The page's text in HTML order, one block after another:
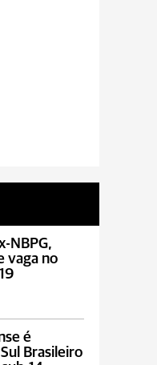
NBPG,
vaga no
é
Brasileiro